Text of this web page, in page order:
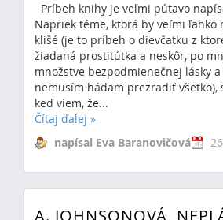
Príbeh knihy je veľmi pútavo
Napriek téme, ktorá by veľmi
klišé (je to príbeh o dievčatku z
žiadaná prostitútka a neskôr, po
množstve bezpodmienečnej lásky
nemusím hádam prezradiť všetko),
keď viem, že...
Čítaj ďalej »
napísal Eva Baranovičová
A. JOHNSONOVÁ,